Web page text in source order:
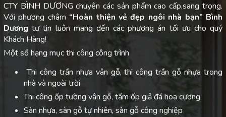
CTY BÌNH DƯƠNG chuyên các sản phẩm cao cấp,sang trọng.
Với phương châm “Hoàn thiện vẻ đẹp ngôi nhà bạn” Bình
Dươngtự tin luôn mang đến các phương án tối ưu cho quý
Khách Hàng!
Một số hạng mục thi công công trình
Thi công trần nhựa vân gỗ, thi công trần gỗ nhựa trong
nhà và ngoài trời
Thi công ốp tường vân gỗ, tấm ốp giả đá hoa cương
Sàn nhựa, sàn gỗ tự nhiên, sàn gỗ công nghiệp